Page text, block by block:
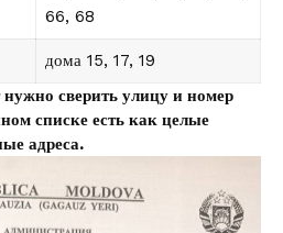
66, 68
дома 15, 17, 19
сверить улицу и номер
списке есть как целые
адреса.